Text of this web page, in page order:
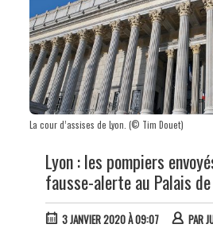
La cour d’assises de Lyon. (© Tim Douet)
Lyon : les pompiers
fausse-alerte au Palais
3 JANVIER 2020 À 09:07 PAR